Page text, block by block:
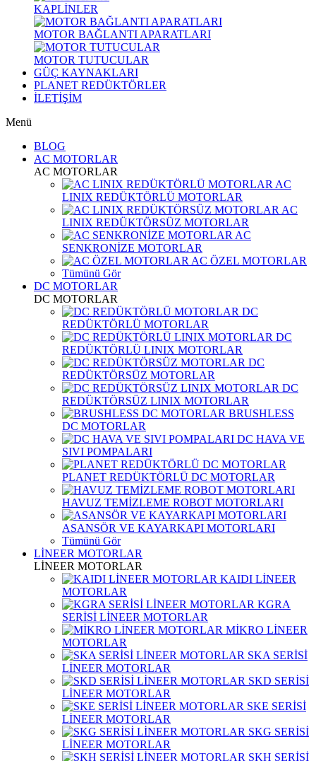
KAPLİNLER
MOTOR BAĞLANTI APARATLARI
MOTOR TUTUCULAR
GÜÇ KAYNAKLARI
PLANET REDÜKTÖRLER
İLETİŞİM
Menü
BLOG
AC MOTORLAR
AC MOTORLAR
AC
LINIX REDÜKTÖRLÜ MOTORLAR
AC
LINIX REDÜKTÖRSÜZ MOTORLAR
AC
SENKRONİZE MOTORLAR
AC ÖZEL MOTORLAR
Tümünü Gör
DC MOTORLAR
DC MOTORLAR
DC
REDÜKTÖRLÜ MOTORLAR
DC
REDÜKTÖRLÜ LINIX MOTORLAR
DC
REDÜKTÖRSÜZ MOTORLAR
DC
REDÜKTÖRSÜZ LINIX MOTORLAR
BRUSHLESS
DC MOTORLAR
DC HAVA VE
SIVI POMPALARI
PLANET REDÜKTÖRLÜ DC MOTORLAR
HAVUZ TEMİZLEME ROBOT MOTORLARI
ASANSÖR VE KAYARKAPI MOTORLARI
Tümünü Gör
LİNEER MOTORLAR
LİNEER MOTORLAR
KAIDI LİNEER
MOTORLAR
KGRA
SERİSİ LİNEER MOTORLAR
MİKRO LİNEER
MOTORLAR
SKA SERİSİ
LİNEER MOTORLAR
SKD SERİSİ
LİNEER MOTORLAR
SKE SERİSİ
LİNEER MOTORLAR
SKG SERİSİ
LİNEER MOTORLAR
SKH SERİSİ